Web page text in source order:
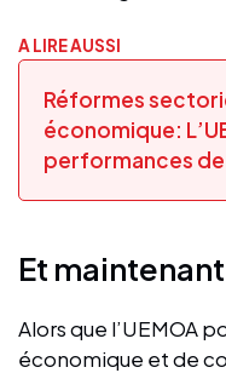
A LIRE AUSSI
Réformes
économique:
performances de
Et maintenant
Alors que l’UEMOA
économique et de